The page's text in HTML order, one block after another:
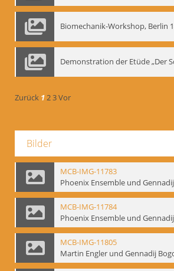
Biomechanik-Workshop, Berlin
Zurück 123Vor
Bilder
MCB-IMG-11783
MCB-IMG-11784
MCB-IMG-11805